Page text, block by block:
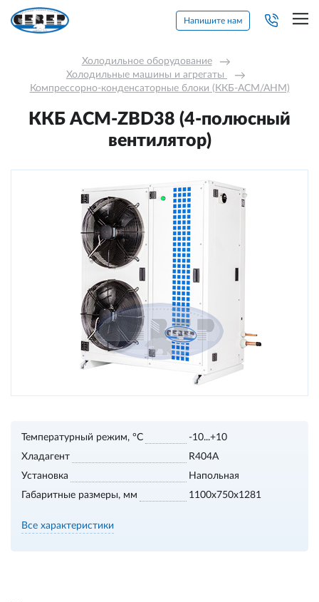
Напишите нам
Холодильное оборудование →
Холодильные машины и агрегаты →
Компрессорно-конденсаторные блоки (ККБ-АСМ/АНМ)
ККБ ACM-ZBD38 (4-полюсный
вентилятор)
Температурный режим, °С
-10...+10
Хладагент
R404A
Установка
Напольная
Габаритные размеры, мм
1100х750х1281
Все характеристики